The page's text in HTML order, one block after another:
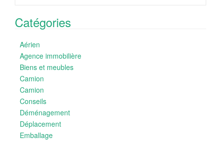
Catégories
Aérien
Agence immobilière
Biens et meubles
Camion
Camion
Conseils
Déménagement
Déplacement
Emballage